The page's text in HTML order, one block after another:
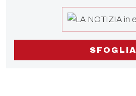
SFOGLIA